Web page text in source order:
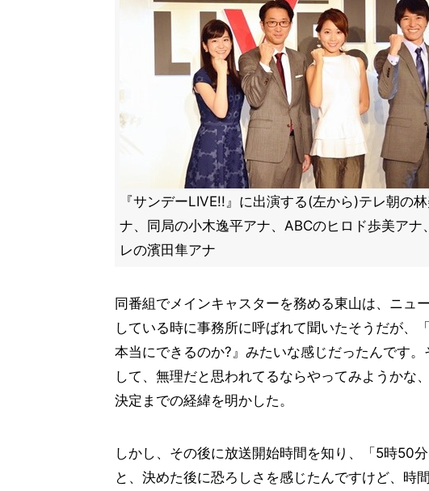
『サンデーLIVE!!』に出演する(左から)テレ朝の
ナ、同局の小木逸平アナ、ABCのヒロド歩美アナ
レの濱田隼アナ
同番組でメインキャスターを務める東山は、ニュ
している時に事務所に呼ばれて聞いたそうだが、
本当にできるのか?』みたいな感じだったんです
して、無理だと思われてるならやってみようかな
決定までの経緯を明かした。
しかし、その後に放送開始時間を知り、「5時50
と、決めた後に恐ろしさを感じたんですけど、時